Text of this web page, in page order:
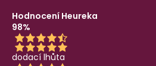
Hodnocení Heureka
98%
dodací lhůta